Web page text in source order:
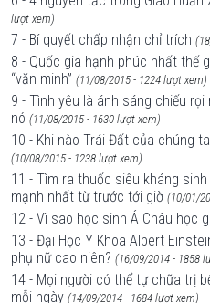
lượt xem)
7 - Bí quyết chấp nhận chỉ trích
8 - Quốc gia hạnh phúc nhất thế
“văn minh” (11/08/2015 - 1224 lượt xem)
9 - Tình yêu là ánh sáng chiếu
nó (11/08/2015 - 1630 lượt xem)
10 - Khi nào Trái Đất của chúng
(10/08/2015 - 1238 lượt xem)
11 - Tìm ra thuốc siêu kháng
mạnh nhất từ trước tới giờ (10/01/
12 - Vì sao học sinh Á Châu học
13 - Đại Học Y Khoa Albert
phụ nữ cao niên? (16/09/2014 - 1858
14 - Mọi người có thể tự chữa trị
mỗi ngày (14/09/2014 - 1684 lượt xem)